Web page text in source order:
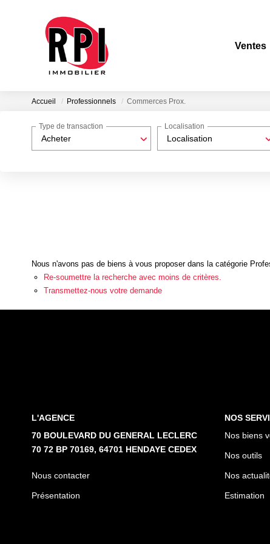
Ventes
Accueil Professionnels Commerces Prox.
Acheter
Type de transaction
Localisation
Localisation
Nous n'avons pas de biens à vous proposer dans la catégorie
Re-soumettre la recherche avec moins de critères.
Transmettez-nous votre demande
L'AGENCE
70 BOULEVARD DU GENERAL LECLERC
70 72 BP 70169, 64701 HENDAYE CEDEX
Nous contacter
Présentation
NOS
Nos biens
Nos outils
Nos
Estimation